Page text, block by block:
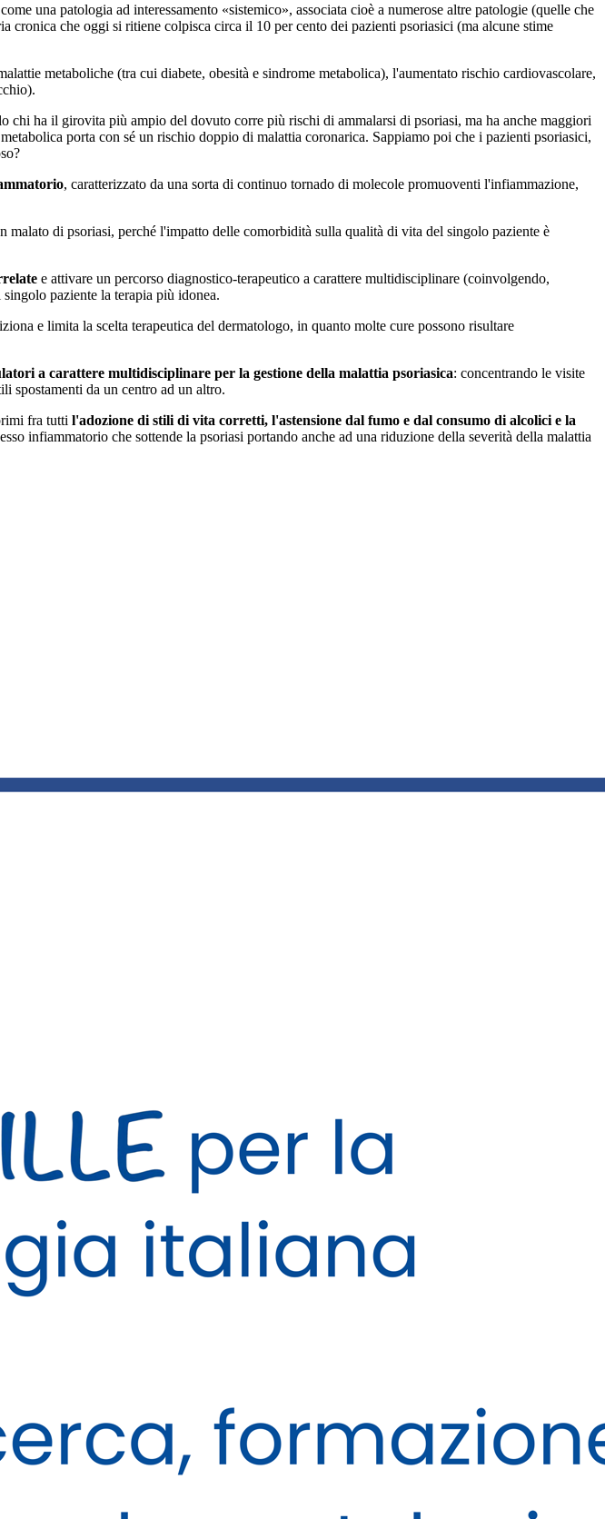
una patologia ad interessamento «sistemico», associata cioè a numerose altre patologie (quelle che
che oggi si ritiene colpisca circa il 10 per cento dei pazienti psoriasici (ma alcune stime
metaboliche (tra cui diabete, obesità e sindrome metabolica), l'aumentato rischio cardiovascolare,
chi ha il girovita più ampio del dovuto corre più rischi di ammalarsi di psoriasi, ma ha anche maggiori
porta con sé un rischio doppio di malattia coronarica. Sappiamo poi che i pazienti psoriasici,
, caratterizzato da una sorta di continuo tornado di molecole promuoventi l'infiammazione,
di psoriasi, perché l'impatto delle comorbidità sulla qualità di vita del singolo paziente è
e attivare un percorso diagnostico-terapeutico a carattere multidisciplinare (coinvolgendo,
paziente la terapia più idonea.
e limita la scelta terapeutica del dermatologo, in quanto molte cure possono risultare
a carattere multidisciplinare per la gestione della malattia psoriasica: concentrando le visite
spostamenti da un centro ad un altro.
fra tutti l'adozione di stili di vita corretti, l'astensione dal fumo e dal consumo di alcolici e la
infiammatorio che sottende la psoriasi portando anche ad una riduzione della severità della malattia